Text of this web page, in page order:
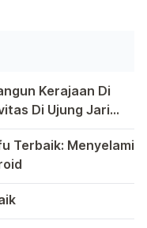
memang menarik
yang […]
Kerajaan Di
Di Ujung Jari
menjadi bagian
Terbaik: Menyelami
yang
berbagai jenis